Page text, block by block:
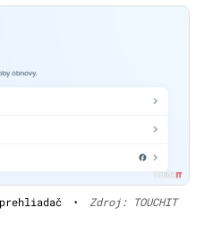
• Zdroj: TOUCHIT